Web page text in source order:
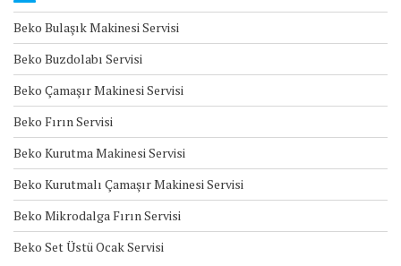
Beko Bulaşık Makinesi Servisi
Beko Buzdolabı Servisi
Beko Çamaşır Makinesi Servisi
Beko Fırın Servisi
Beko Kurutma Makinesi Servisi
Beko Kurutmalı Çamaşır Makinesi Servisi
Beko Mikrodalga Fırın Servisi
Beko Set Üstü Ocak Servisi